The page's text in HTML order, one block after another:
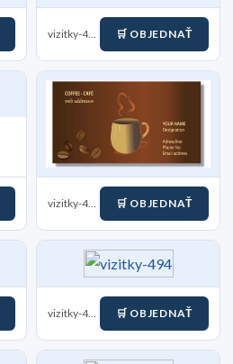
vizitky-490 🛒 OBJEDNAŤ
vizitky-492 🛒 OBJEDNAŤ
vizitky-494 🛒 OBJEDNAŤ